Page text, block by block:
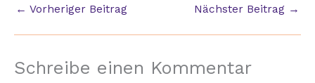
← Vorheriger Beitrag Nächster Beitrag →
Schreibe einen Kommentar